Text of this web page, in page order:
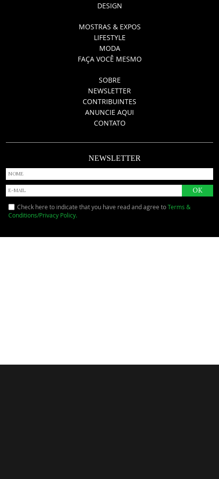
DESIGN
MOSTRAS & EXPOS
LIFESTYLE
MODA
FAÇA VOCÊ MESMO
SOBRE
NEWSLETTER
CONTRIBUINTES
ANUNCIE AQUI
CONTATO
NEWSLETTER
Check here to indicate that you have read and agree toTerms &
Conditions/Privacy Policy.